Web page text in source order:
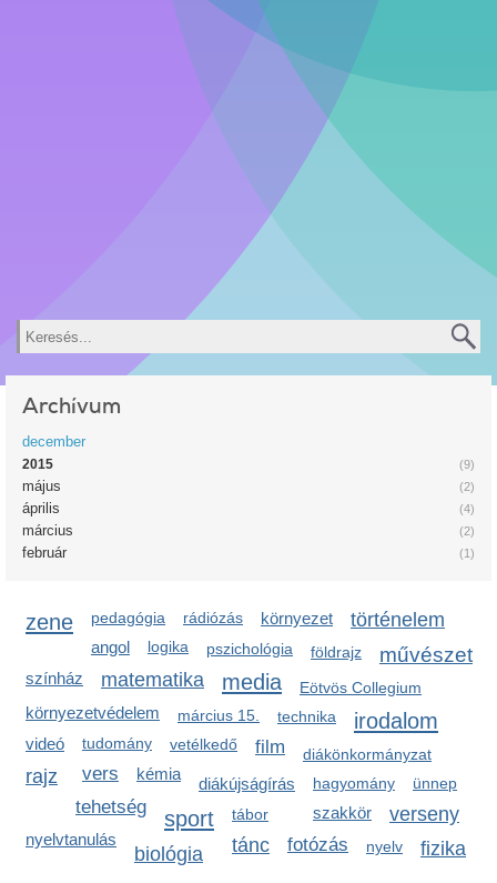
Keresés
Archívum
december
(9)
2015
(2)
május
(4)
április
(2)
március
(1)
február
zene pedagógia rádiózás környezet történelem
angol logika pszichológia földrajz művészet
színház matematika media Eötvös Collegium
környezetvédelem március 15. technika irodalom
videó tudomány vetélkedő film diákönkormányzat
vers kémia
diákújságírás hagyomány ünnep
rajz
tehetség szakkör verseny
sport
nyelvtanulás
tábor
tánc fotózás nyelv fizika
biológia